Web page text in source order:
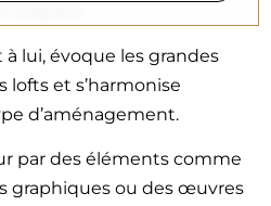
lui, évoque les grandes
et s’harmonise
d’aménagement.
par des éléments comme
graphiques ou des œuvres